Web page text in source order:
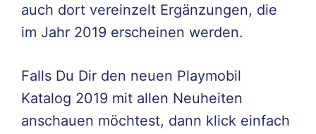
auch dort vereinzelt Ergänzungen, die
im Jahr 2019 erscheinen werden.
Falls Du Dir den neuen Playmobil
Katalog 2019 mit allen Neuheiten
anschauen möchtest, dann klick einfach